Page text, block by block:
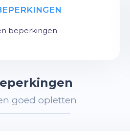
beperkingen
goed opletten